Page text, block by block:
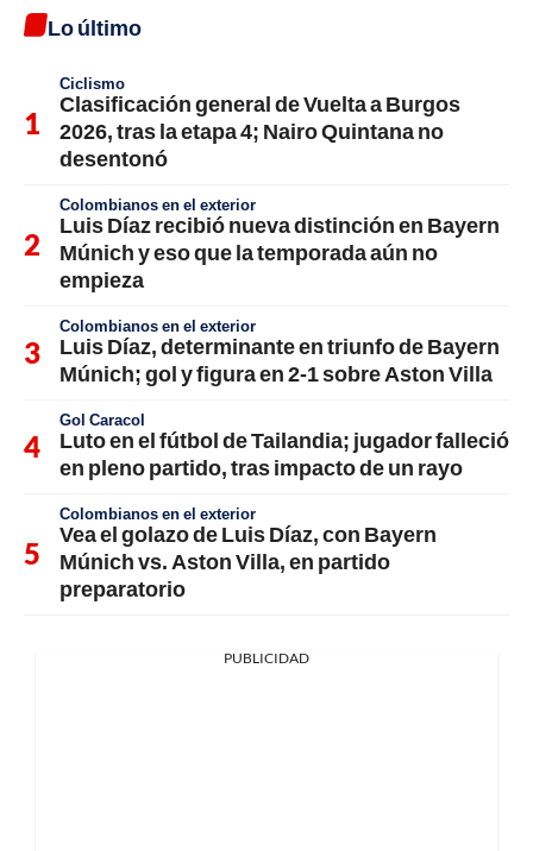
Lo último
Ciclismo
Clasificación general de Vuelta a Burgos
2026, tras la etapa 4; Nairo Quintana no
desentonó
Colombianos en el exterior
Luis Díaz recibió nueva distinción en Bayern
Múnich y eso que la temporada aún no
empieza
Colombianos en el exterior
Luis Díaz, determinante en triunfo de Bayern
Múnich; gol y figura en 2-1 sobre Aston Villa
Gol Caracol
Luto en el fútbol de Tailandia; jugador falleció
en pleno partido, tras impacto de un rayo
Colombianos en el exterior
Vea el golazo de Luis Díaz, con Bayern
Múnich vs. Aston Villa, en partido
preparatorio
PUBLICIDAD